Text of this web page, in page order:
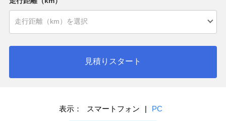
見積りスタート
表示： スマートフォン | PC